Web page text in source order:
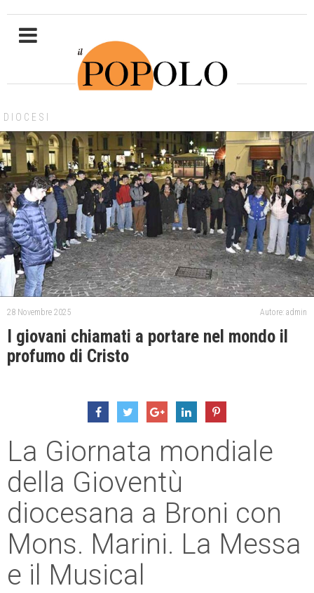
DIOCESI
28 Novembre 2025 Autore: admin
I giovani chiamati a portare nel mondo il
profumo di Cristo
La Giornata mondiale
della Gioventù
diocesana a Broni con
Mons. Marini. La Messa
e il Musical